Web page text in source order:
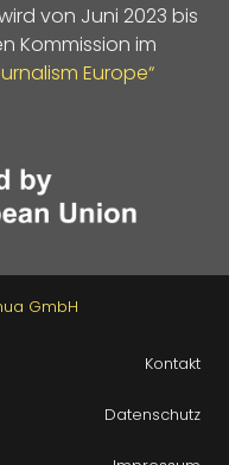
von Juni 2023 bis
Kommission im
Europe“
GmbH
Kontakt
Datenschutz